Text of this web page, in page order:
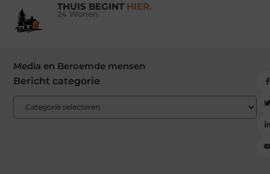
THUIS BEGINT HIER.
24 Wonen
Media en Beroemde mensen
Bericht categorie